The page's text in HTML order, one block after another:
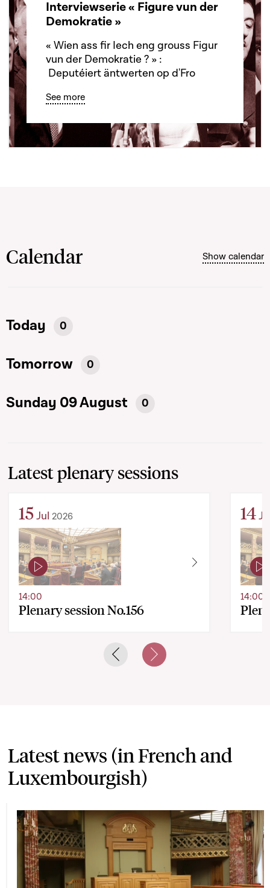
Interviewserie « Figure vun der
Demokratie »
« Wien ass fir Iech eng grouss Figur
vun der Demokratie ? » :
Deputéiert äntwerten op d'Fro
See more
Calendar Show calendar
Today 0
Tomorrow 0
Sunday 09 August 0
Latest plenary sessions
15Jul 2026
Plenary session No.156
14:00
14
14:00
Previous slideNext slide
Latest news (in French and
Luxembourgish)